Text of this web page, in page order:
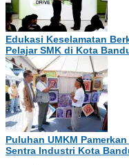
Edukasi Keselamatan
Pelajar SMK di Kota
Puluhan UMKM
Sentra Industri Kota